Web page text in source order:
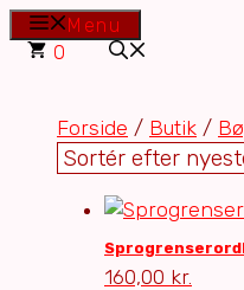
Hop
Menu
0
Forside / Butik /
160,00 kr.